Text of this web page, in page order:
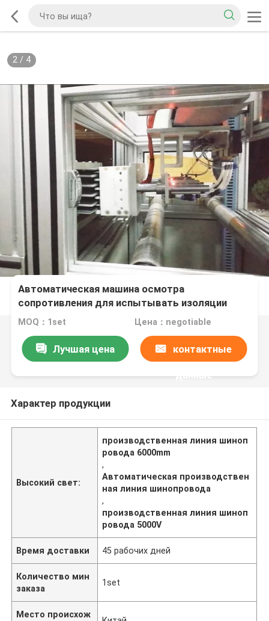
2/ 4
Автоматическая машина осмотра
сопротивления для испытывать изоляции
Busway
MOQ：1set Цена：negotiable
Лучшая цена контактные
данные
Характер продукции
Высокий свет:
производственная линия шиноп
ровода 6000mm
,
Автоматическая производствен
ная линия шинопровода
,
производственная линия шиноп
ровода 5000V
Время доставки 45 рабочих дней
Количество мин
заказа
1set
Место происхож